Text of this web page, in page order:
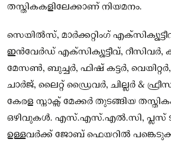
തസ്തികകളിലേക്കാണ് നിയമനം.
സെയിൽസ്, മാർക്കറ്റിംഗ്
ഇൻവേർഡ് എക്‌സിക്യൂട്ടീവ്, റീസിവർ,
മേസൺ, ബുച്ചർ, ഫിഷ് കട്ടർ,
ചാർജ്, ലൈറ്റ് ഡ്രൈവർ, ചില്ലർ &
കേരള സ്നാക്സ് മേക്കർ തുടങ്ങിയ
ഒഴിവുകൾ. എസ്.എസ്.എൽ.സി, പ്ലസ്
ഉള്ളവർക്ക് ജോബ് ഫെയറിൽ